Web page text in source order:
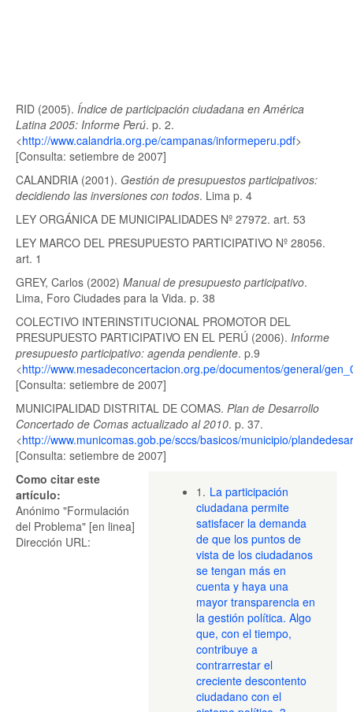
RID (2005). Índice de participación ciudadana en América
Latina 2005: Informe Perú. p. 2.
<http://www.calandria.org.pe/campanas/informeperu.pdf>
[Consulta: setiembre de 2007]
CALANDRIA (2001). Gestión de presupuestos participativos:
decidiendo las inversiones con todos. Lima p. 4
LEY ORGÁNICA DE MUNICIPALIDADES Nº 27972. art. 53
LEY MARCO DEL PRESUPUESTO PARTICIPATIVO Nº 28056.
art. 1
GREY, Carlos (2002) Manual de presupuesto participativo.
Lima, Foro Ciudades para la Vida. p. 38
COLECTIVO INTERINSTITUCIONAL PROMOTOR DEL
PRESUPUESTO PARTICIPATIVO EN EL PERÚ (2006). Informe
presupuesto participativo: agenda pendiente. p.9
<http://www.mesadeconcertacion.org.pe/documentos/general/
[Consulta: setiembre de 2007]
MUNICIPALIDAD DISTRITAL DE COMAS. Plan de Desarrollo
Concertado de Comas actualizado al 2010. p. 37.
<http://www.municomas.gob.pe/sccs/basicos/municipio/
[Consulta: setiembre de 2007]
1. La participación
ciudadana permite
satisfacer la demanda
de que los puntos de
vista de los ciudadanos
se tengan más en
cuenta y haya una
mayor transparencia en
la gestión política. Algo
que, con el tiempo,
contribuye a
contrarrestar el
creciente descontento
ciudadano con el
Como citar este
artículo:
Anónimo "Formulación
del Problema" [en linea]
Dirección URL: